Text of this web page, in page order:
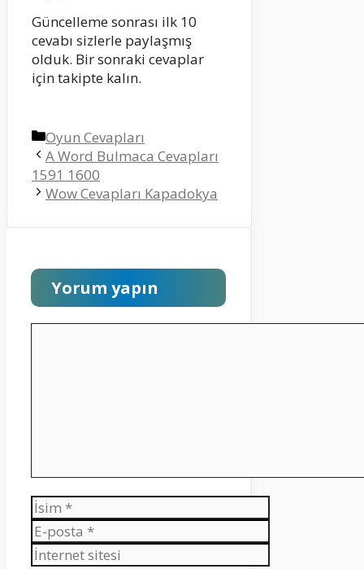
Güncelleme sonrası ilk 10
cevabı sizlerle paylaşmış
olduk. Bir sonraki cevaplar
için takipte kalın.
Kategoriler
Oyun Cevapları
A Word Bulmaca Cevapları
1591 1600
Wow Cevapları Kapadokya
Yorum yapın
İsim
E-
posta
İnternet